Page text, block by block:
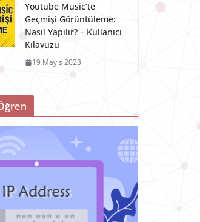
Youtube Music’te
Geçmişi Görüntüleme:
Nasıl Yapılır? – Kullanıcı
Kılavuzu
19 Mayıs 2023